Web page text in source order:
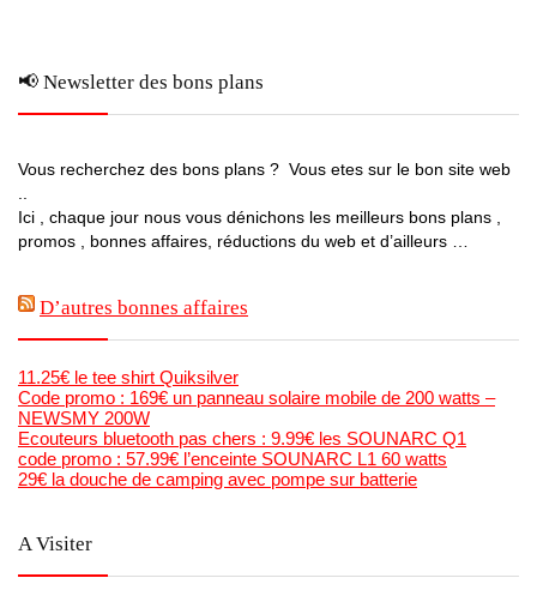
📢 Newsletter des bons plans
Vous recherchez des bons plans ? Vous etes sur le bon site web
..
Ici , chaque jour nous vous dénichons les meilleurs bons plans ,
promos , bonnes affaires, réductions du web et d’ailleurs …
D’autres bonnes affaires
11.25€ le tee shirt Quiksilver
Code promo : 169€ un panneau solaire mobile de 200 watts –
NEWSMY 200W
Ecouteurs bluetooth pas chers : 9.99€ les SOUNARC Q1
code promo : 57.99€ l’enceinte SOUNARC L1 60 watts
29€ la douche de camping avec pompe sur batterie
A Visiter